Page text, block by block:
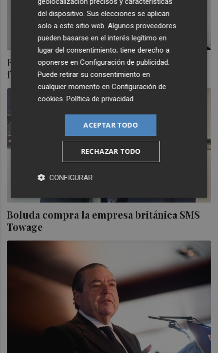
Boluda compra la empresa de salvamento
francesa Les Abeilles International
Boluda compra la empresa británica SMS
Towage
del dispositivo. Sus elecciones se aplican
solo a este sitio web. Algunos proveedores
pueden basarse en el interés legítimo en
lugar del consentimiento; tiene derecho a
oponerse enConfiguración de publicidad.
Puede retirar su consentimiento en
cualquier momento enConfiguración de
cookies.Política de privacidad
ACEPTAR TODO
RECHAZAR TODO
CONFIGURAR